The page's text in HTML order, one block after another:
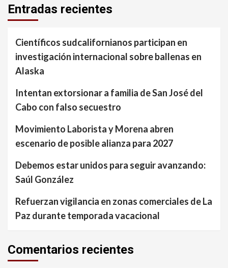
Entradas recientes
Científicos sudcalifornianos participan en
investigación internacional sobre ballenas en
Alaska
Intentan extorsionar a familia de San José del
Cabo con falso secuestro
Movimiento Laborista y Morena abren
escenario de posible alianza para 2027
Debemos estar unidos para seguir avanzando:
Saúl González
Refuerzan vigilancia en zonas comerciales de La
Paz durante temporada vacacional
Comentarios recientes